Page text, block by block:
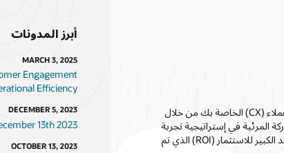
في مدونتي الأخيرة، "إضفاء الطابع الإنساني على إستراتيجية تجربة العملاء (CX) الخاصة بك من خلال
المرئية في إستراتيجية تجربة
العملاء متعددة القنوات للشركة. لنفهم المزيد من التفصيل لفهم العائد الكبير للاستثمار (ROI) الذي تم
أبرز المدونات
MARCH 3, 2025
Engagement
Efficiency
DECEMBER 5, 2023
13th 2023
OCTOBER 13, 2023